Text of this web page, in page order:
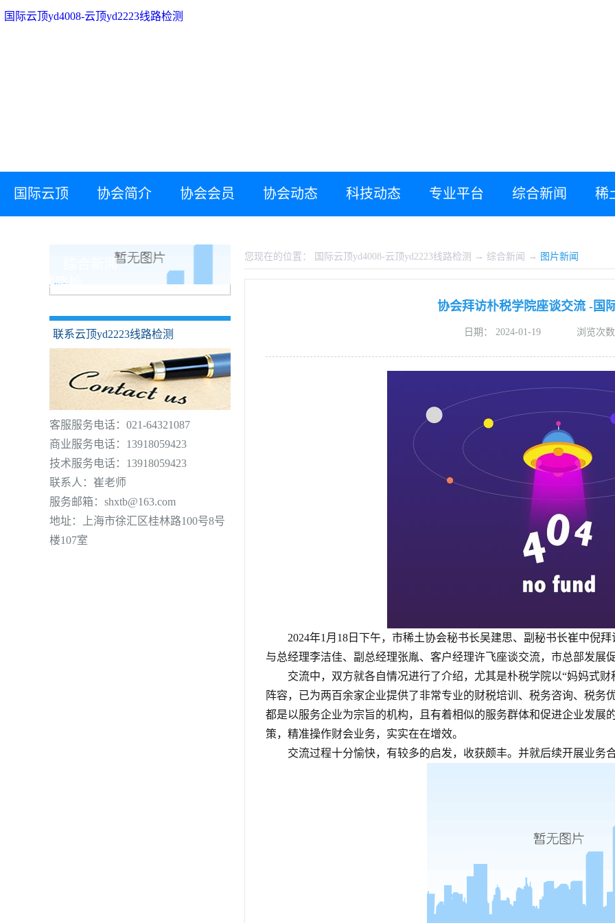
国际云顶yd4008-云顶yd2223线路检测
国际云顶
yd2223线路检
协会简介 协会会员 协会动态 科技动态 专业平台 综合新闻 稀
综合新闻
联系云顶yd2223线路检测
客服服务电话：021-64321087
商业服务电话：13918059423
技术服务电话：13918059423
联系人：崔老师
服务邮箱： shxtb@163.com
地址：上海市徐汇区桂林路100号8号
楼107室
您现在的位置： 国际云顶yd4008-云顶yd2223线路检测 → 综合新闻 → 图片新闻
协会拜访朴税学院座谈交流 -国
日期： 2024-01-19 浏览次
2024年1月18日下午，市稀土协会秘书长吴建思、副秘书长崔中倪
与总经理李洁佳、副总经理张胤、客户经理许飞座谈交流，市总部发展
交流中，双方就各自情况进行了介绍，尤其是朴税学院以“妈妈式
阵容，已为两百余家企业提供了非常专业的财税培训、税务咨询、税务
都是以服务企业为宗旨的机构，且有着相似的服务群体和促进企业发展
策，精准操作财会业务，实实在在增效。
交流过程十分愉快，有较多的启发，收获颇丰。并就后续开展业务